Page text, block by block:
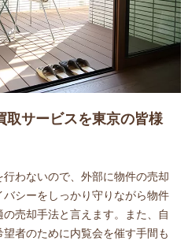
取サービスを東京の皆様
わないので、外部に物件の売却
シーをしっかり守りながら物件
売却手法と言えます。また、自
者のために内覧会を催す手間も